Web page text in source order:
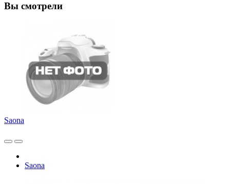
Вы смотрели
Saona
Saona